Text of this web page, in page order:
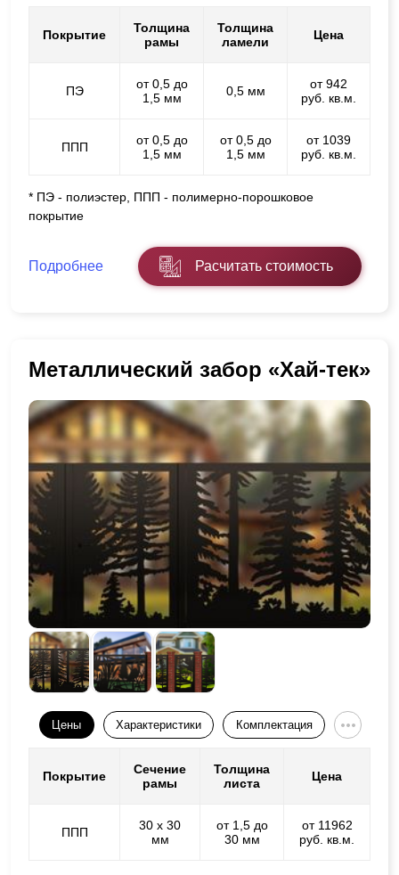
Покрытие
Толщина
рамы
Толщина
ламели
Цена
ПЭ
от 0,5 до
1,5 мм
0,5 мм
от 942
руб. кв.м.
ППП
от 0,5 до
1,5 мм
от 0,5 до
1,5 мм
от 1039
руб. кв.м.
* ПЭ - полиэстер, ППП - полимерно-порошковое
покрытие
Подробнее Расчитать стоимость
Металлический забор «Хай-тек»
Цены Характеристики Комплектация
Покрытие
Сечение
рамы
Толщина
листа
Цена
ППП
30 х 30
мм
от 1,5 до
30 мм
от 11962
руб. кв.м.